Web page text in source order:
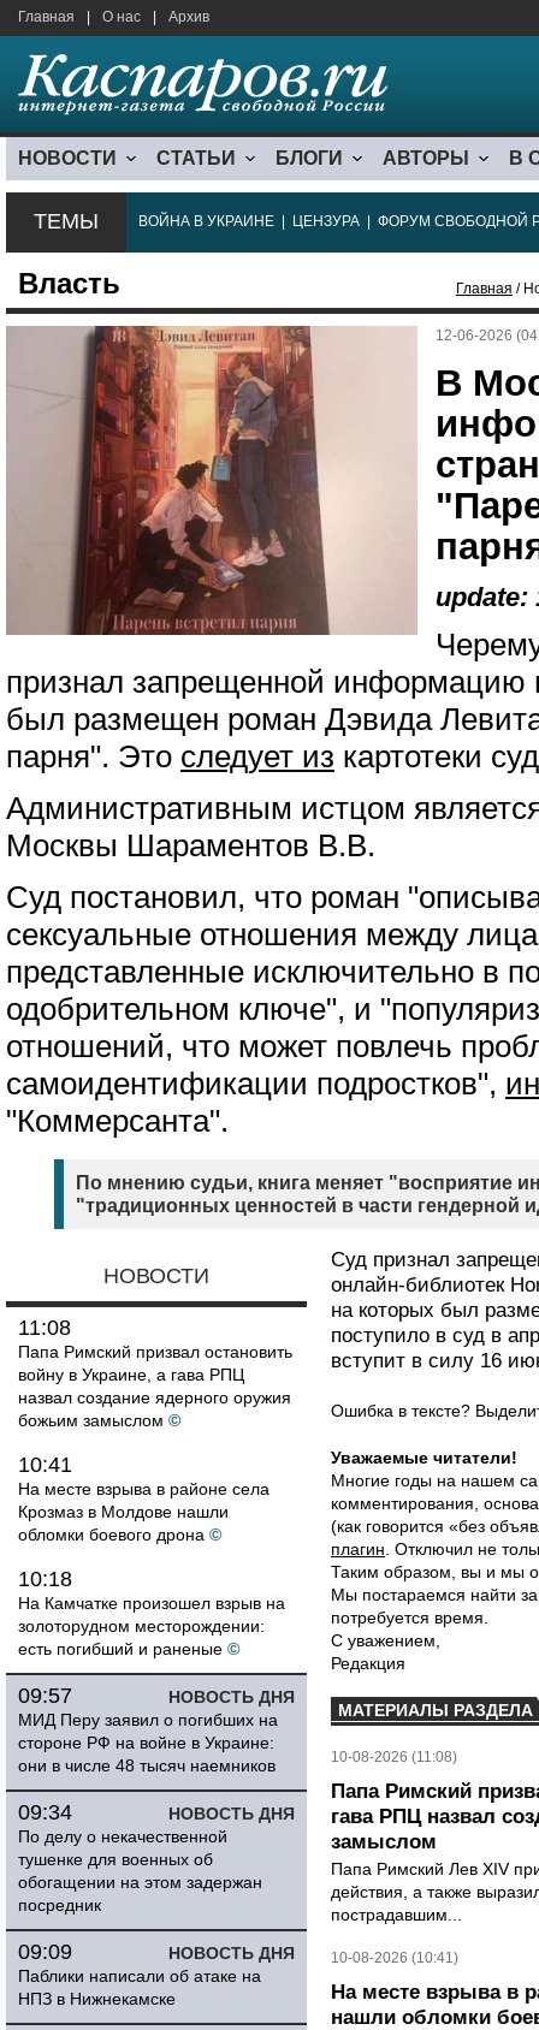
Главная О нас Архив
НОВОСТИ СТАТЬИ БЛОГИ АВТОРЫ В
ТЕМЫ ВОЙНА В УКРАИНЕ ЦЕНЗУРА ФОРУМ СВОБОДНОЙ
Власть Главная /
12-06-2026
В
update:
признал запрещенной информацию
был размещен роман Дэвида
парня". Это следует из картотеки
Административным истцом
Москвы Шараментов В.В.
Суд постановил, что роман
сексуальные отношения между
представленные исключительно в
одобрительном ключе", и
отношений, что может повлечь
самоидентификации подростков",
"Коммерсанта".
По мнению судьи, книга меняет "восприятие
"традиционных ценностей в части гендерной
НОВОСТИ
11:08
Папа Римский призвал остановить
войну в Украине, а гава РПЦ
назвал создание ядерного оружия
божьим замыслом ©
10:41
На месте взрыва в районе села
Крозмаз в Молдове нашли
обломки боевого дрона ©
10:18
На Камчатке произошел взрыв на
золоторудном месторождении:
есть погибший и раненые ©
НОВОСТЬ ДНЯ
09:57
МИД Перу заявил о погибших на
стороне РФ на войне в Украине:
они в числе 48 тысяч наемников
НОВОСТЬ ДНЯ
09:34
По делу о некачественной
тушенке для военных об
обогащении на этом задержан
посредник
НОВОСТЬ ДНЯ
09:09
Паблики написали об атаке на
НПЗ в Нижнекамске
Суд признал
онлайн-библиотек
на которых был
поступило в суд в
вступит в силу 16
Ошибка в тексте?
Уважаемые читатели!
Многие годы на нашем
комментирования,
(как говорится «без
плагин . Отключил не
Таким образом, вы и мы
Мы постараемся найти
потребуется время.
С уважением,
Редакция
МАТЕРИАЛЫ РАЗДЕЛА
10-08-2026 (11:08)
Папа Римский
гава РПЦ назвал
замыслом
Папа Римский Лев XIV
действия, а также
пострадавшим...
10-08-2026 (10:41)
На месте взрыва в
нашли обломки